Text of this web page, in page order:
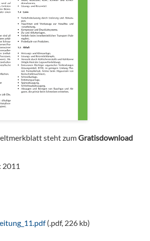
steht zumGratisdownload
2011
(.pdf, 226 kb)